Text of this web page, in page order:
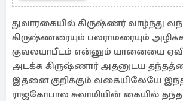
துவாரகையில் கிருஷ்ணர் வாழ்ந்து
கிருஷ்ணரையும் பலராமரையும்
குவலயாபீடம் என்னும் யானையை
அடக்க கிருஷ்ணார் அதனுடய
இதனை குறிக்கும் வகையிலேயே
ராஜகோபால சுவாமியின் கையில்